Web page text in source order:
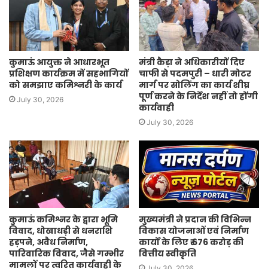
कुमाऊं आयुक्त ने आधारभूत
प्रशिक्षण कार्यक्रम में सहभागियों
को समझाए कमिश्नरी के कार्य
July 30, 2026
मंत्री कैड़ा ने अधिकारीयों दिए
चाफी से पदमपुरी – धारी मोटर
मार्ग पर सोलिंग का कार्य शीघ्र
पूर्ण करने के निर्देश नहीं तो होंगी
कार्यवाही
July 30, 2026
कुमाऊं कमिश्नर के द्वारा भूमि
विवाद, धोखाधड़ी से धनराशि
हड़पने, अवैध निर्माण,
पारिवारिक विवाद, जैसे गम्भीर
मामलों पर त्वरित कार्यवाही के
मुख्यमंत्री ने प्रदान की विभिन्न
विकास योजनाओं एवं निर्माण
कार्यों के लिए ₹ 676 करोड़ की
वित्तीय स्वीकृति